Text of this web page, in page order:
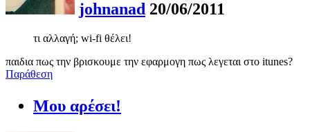
johnanad 20/06/2011
τι αλλαγή; wi-fi θέλει!
παιδια πως την βρισκουμε την εφαρμογη πως λεγεται στο itunes?
Παράθεση
Μου αρέσει!